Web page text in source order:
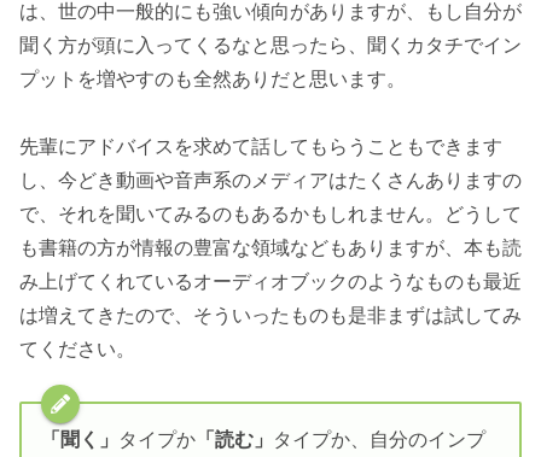
は、世の中一般的にも強い傾向がありますが、もし自分が
聞く方が頭に入ってくるなと思ったら、聞くカタチでイン
プットを増やすのも全然ありだと思います。
先輩にアドバイスを求めて話してもらうこともできます
し、今どき動画や音声系のメディアはたくさんありますの
で、それを聞いてみるのもあるかもしれません。どうして
も書籍の方が情報の豊富な領域などもありますが、本も読
み上げてくれているオーディオブックのようなものも最近
は増えてきたので、そういったものも是非まずは試してみ
てください。
「聞く」 タイプか 「読む」 タイプか、自分のインプ